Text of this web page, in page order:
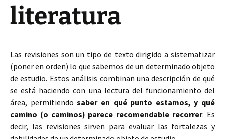
literatura
Las revisiones son un tipo de texto dirigido a sistematizar
(poner en orden) lo que sabemos de un determinado objeto
de estudio. Estos análisis combinan una descripción de qué
se está haciendo con una lectura del funcionamiento del
área, permitiendosaber en qué punto estamos, y qué
camino (o caminos) parece recomendable recorrer. Es
decir, las revisiones sirven para evaluar las fortalezas y